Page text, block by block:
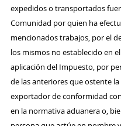
expedidos o transportados
Comunidad por quien ha
mencionados trabajos, por el
los mismos no establecido en
aplicación del Impuesto, por
de las anteriores que ostente
exportador de conformidad
en la normativa aduanera o,